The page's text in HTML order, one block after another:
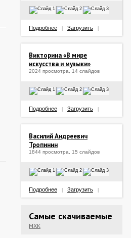
Подробнее Загрузить
Викторина «В мире
искусства и музыки»
2024 просмотра, 14 слайдов
Подробнее Загрузить
Василий Андреевич
Тропинин
1844 просмотра, 15 слайдов
Подробнее Загрузить
Самые скачиваемые
МХК